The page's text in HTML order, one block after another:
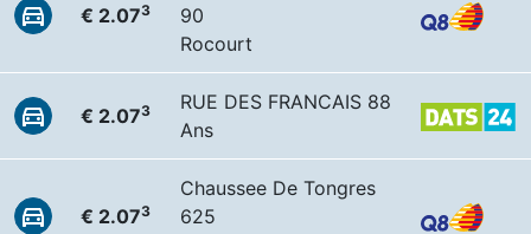
€ 2.073
90
Rocourt
€ 2.073
RUE DES FRANCAIS 88
Ans
€ 2.073
Chaussee De Tongres
625